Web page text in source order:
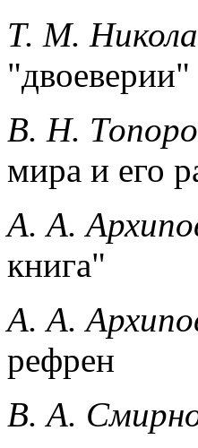
Т. М.
"двоеверии"
В. Н.
мира и его
А. А.
книга"
A. А.
рефрен
B. А.